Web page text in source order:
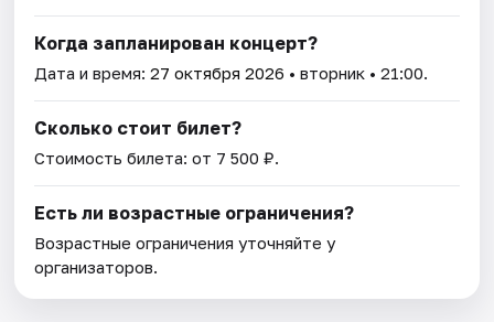
Когда запланирован концерт?
Дата и время:27 октября 2026 • вторник • 21:00.
Сколько стоит билет?
Стоимость билета: от 7 500 ₽.
Есть ли возрастные ограничения?
Возрастные ограничения уточняйте у
организаторов.